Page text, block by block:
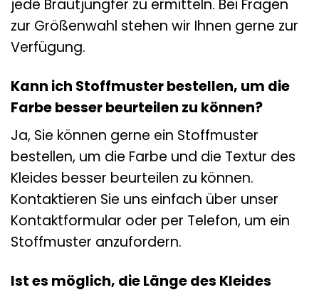
jede Brautjungfer zu ermitteln. Bei Fragen
zur Größenwahl stehen wir Ihnen gerne zur
Verfügung.
Kann ich Stoffmuster bestellen, um die
Farbe besser beurteilen zu können?
Ja, Sie können gerne ein Stoffmuster
bestellen, um die Farbe und die Textur des
Kleides besser beurteilen zu können.
Kontaktieren Sie uns einfach über unser
Kontaktformular oder per Telefon, um ein
Stoffmuster anzufordern.
Ist es möglich, die Länge des Kleides